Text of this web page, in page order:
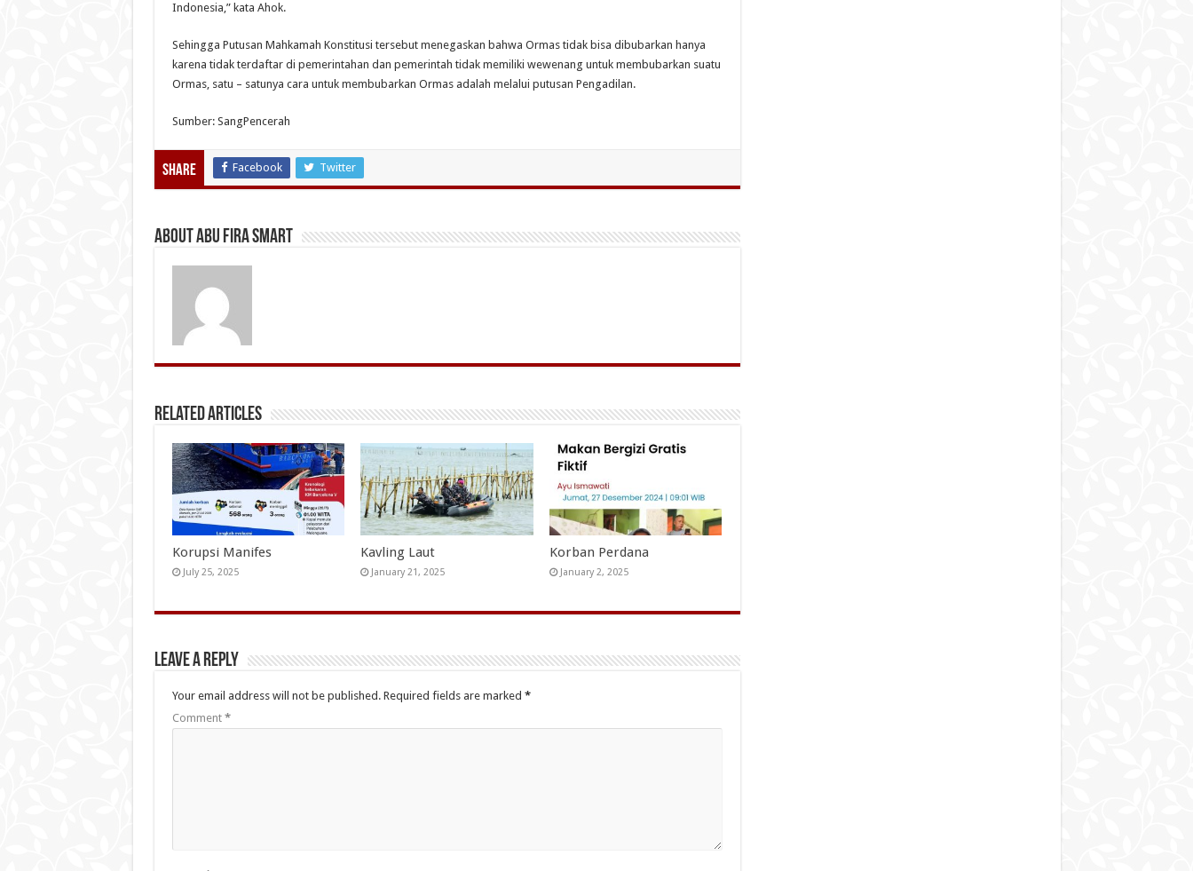
Indonesia,” kata Ahok.
Sehingga Putusan Mahkamah Konstitusi tersebut menegaskan bahwa Ormas tidak bisa dibubarkan hanya
karena tidak terdaftar di pemerintahan dan pemerintah tidak memiliki wewenang untuk membubarkan suatu
Ormas, satu – satunya cara untuk membubarkan Ormas adalah melalui putusan Pengadilan.
Sumber: SangPencerah
Share Facebook Twitter
About Abu Fira Smart
Related Articles
Korupsi Manifes
July 25, 2025
Kavling Laut
January 21, 2025
Korban Perdana
January 2, 2025
Leave a Reply
Your email address will not be published. Required fields are marked *
Comment *